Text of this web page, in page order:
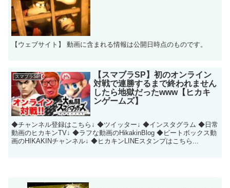
【ウェブサイト】 動画に含まれる情報は公開日時点のものです。
スマブラSP
【スマブラSP】初のオンライン
対戦で連勝するまで終われません
したら地獄だったwww【ヒカキ
ンゲームズ】
◆チャンネル登録はこちら↓ ◆ツイッター↓ ◆インスタグラム ◆日常
動画のヒカキンTV↓ ◆ラフな動画のHikakinBlog ◆ビートボックス動
画のHIKAKINチャンネル↓ ◆ヒカキンLINEスタンプはこちら...